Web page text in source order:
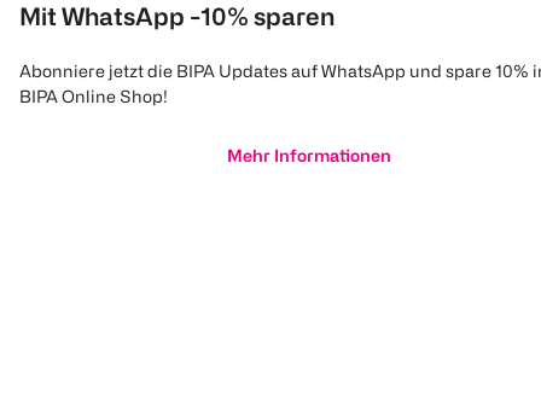
Mit WhatsApp -10% sparen
Abonniere jetzt die BIPA Updates auf WhatsApp und spare 10%
BIPA Online Shop!
Mehr Informationen